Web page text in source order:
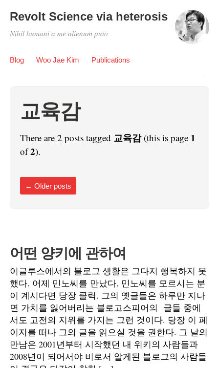
Revolt Science via heterosis
Nihil humani a me alienum puto
Blog Woo Jae Kim Publications
교육감
There are 2 posts tagged 교육감(this is page 1
of2).
← Older posts
어떤 양키에 관하여
이글루스에서의 블로그 생활은 그다지 행복하지 못
했다. 어제 민노씨를 만났다. 민노씨를 모르시는 분
이 계시다면 당장 클릭. 그의 옛글들은 하루만 지나
면 가치를 잃어버리는 블로고스피어의 글들 중에
서도 고전의 지위를 가지는 그런 것이다. 당장 이 페
이지를 떠나 그의 글을 읽으실 것을 권한다. 그 날의
만남은 2001년부터 시작했던 내 위키의 사람들과
2008년이 되어서야 비로서 알게된 블로그의 사람들